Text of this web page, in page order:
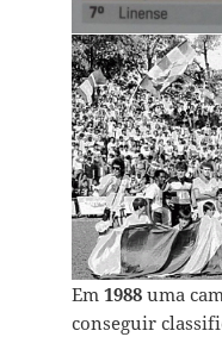
Em 1988uma
conseguir